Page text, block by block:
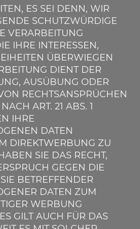
ES SEI DENN, WIR
SCHUTZWÜRDIGE
VERARBEITUNG
IHRE INTERESSEN,
ÜBERWIEGEN
DIENT DER
AUSÜBUNG ODER
RECHTSANSPRÜCHEN
ART. 21 ABS. 1
IHRE
DATEN
DIREKTWERBUNG ZU
SIE DAS RECHT,
GEGEN DIE
BETREFFENDER
DATEN ZUM
WERBUNG
GILT AUCH FÜR DAS